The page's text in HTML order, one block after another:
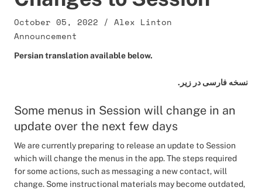
October 05, 2022 / Alex Linton
Announcement
Persian translation available below.
نسخه فارسی در زیر.
Some menus in Session will change in an
update over the next few days
We are currently preparing to release an update to Session
which will change the menus in the app. The steps required
for some actions, such as messaging a new contact, will
change. Some instructional materials may become outdated,